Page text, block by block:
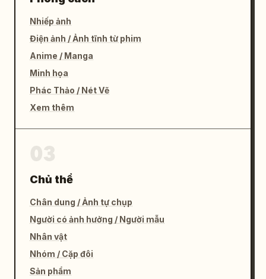
Nhiếp ảnh
Điện ảnh / Ảnh tĩnh từ phim
Anime / Manga
Minh họa
Phác Thảo / Nét Vẽ
Xem thêm
Chủ thể
Chân dung / Ảnh tự chụp
Người có ảnh hưởng / Người mẫu
Nhân vật
Nhóm / Cặp đôi
Sản phẩm